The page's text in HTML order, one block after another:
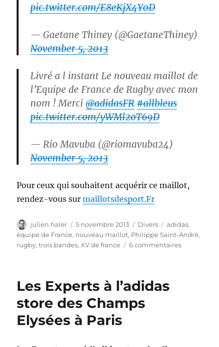
pic.twitter.com/E8eKjX4Y0D
— Gaetane Thiney (@GaetaneThiney)
November 5, 2013
Livré a l instant Le nouveau maillot de
l’Equipe de France de Rugby avec mon
nom ! Merci@adidasFR #allbleus
pic.twitter.com/yWMl2oT69D
— Rio Mavuba (@riomavuba24)
November 5, 2013
Pour ceux qui souhaitent acquérir ce maillot,
rendez-vous surmaillotsdesport.Fr
Auteur
julien haler
Publié
le
5 novembre 2013 Catégories
Divers Étiquettes
adidas,
équipe de France, nouveau maillot, Philippe Saint-André,
rugby,trois bandes,XV de france 6 commentairessur
Les Experts à l’adidas
store des Champs
Elysées à Paris